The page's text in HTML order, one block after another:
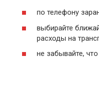
по телефону
выбирайте
расходы на
не забывайте, что